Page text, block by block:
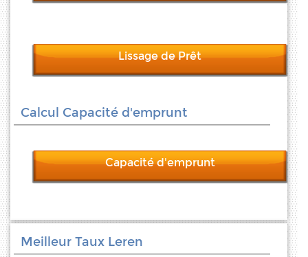
Lissage de Prêt
Calcul Capacité d'emprunt
Capacité d'emprunt
Meilleur Taux Leren